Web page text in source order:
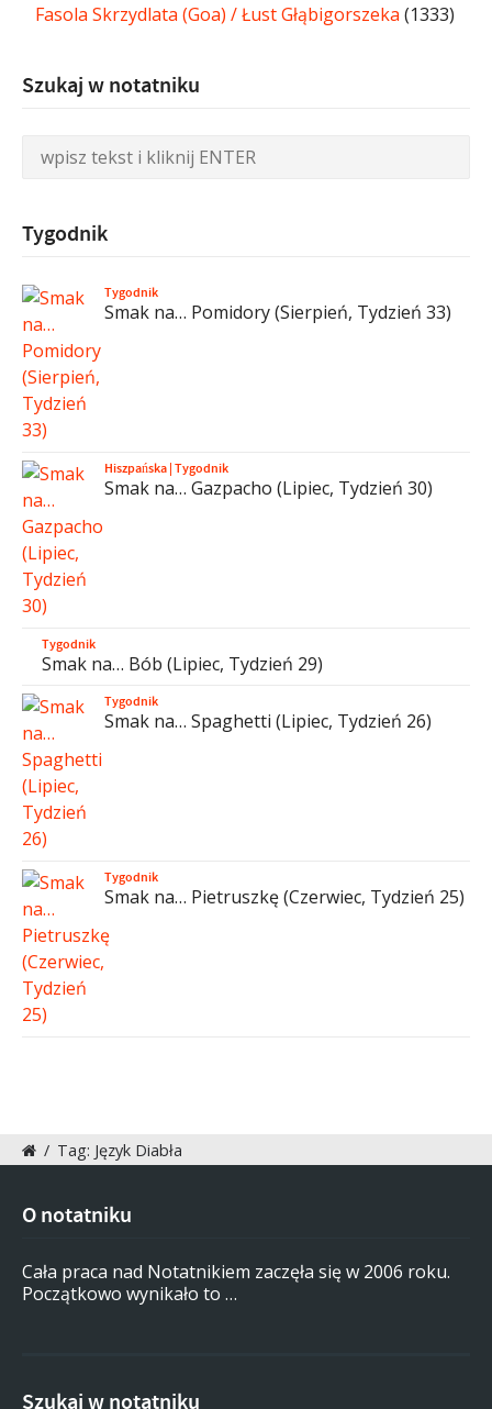
Fasola Skrzydlata (Goa) / Łust Głąbigorszeka (1333)
Szukaj w notatniku
Tygodnik
Tygodnik
Smak na… Pomidory (Sierpień, Tydzień 33)
Hiszpańska|Tygodnik
Smak na… Gazpacho (Lipiec, Tydzień 30)
Tygodnik
Smak na… Bób (Lipiec, Tydzień 29)
Tygodnik
Smak na… Spaghetti (Lipiec, Tydzień 26)
Tygodnik
Smak na… Pietruszkę (Czerwiec, Tydzień 25)
/ Tag: Język Diabła
O notatniku
Cała praca nad Notatnikiem zaczęła się w 2006 roku.
Początkowo wynikało to …
Szukaj w notatniku